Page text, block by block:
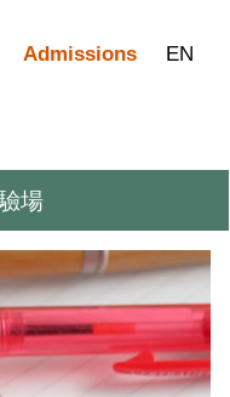
Admissions EN
場